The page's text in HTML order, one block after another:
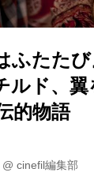
ふたた
ルド、
的物語
@cinefil編集部